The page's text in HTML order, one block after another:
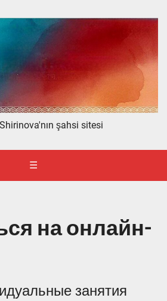
şahsi sitesi
☰
на онлайн-
занятия